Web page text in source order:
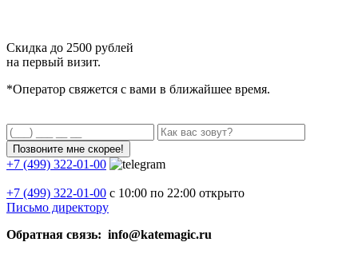
Скидка до 2500 рублей
на первый визит.
*Оператор свяжется с вами в ближайшее время.
+7 (499) 322-01-00
+7 (499) 322-01-00 с 10:00 по 22:00 открыто
Письмо директору
Обратная связь: info@katemagic.ru